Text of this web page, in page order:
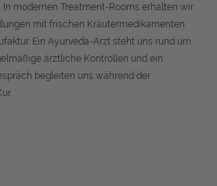
In modernen Treatment-Rooms erhalten wir
mit frischen Kräutermedikamenten
Ein Ayurveda-Arzt steht uns rund um
ärztliche Kontrollen und ein
begleiten uns während der